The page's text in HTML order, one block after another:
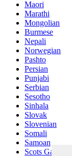
Maori
Marathi
Mongolian
Burmese
Nepali
Norwegian
Pashto
Persian
Punjabi
Serbian
Sesotho
Sinhala
Slovak
Slovenian
Somali
Samoan
Scots Gaelic